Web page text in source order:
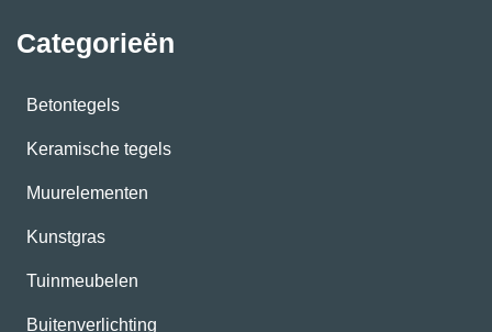
Categorieën
Betontegels
Keramische tegels
Muurelementen
Kunstgras
Tuinmeubelen
Buitenverlichting